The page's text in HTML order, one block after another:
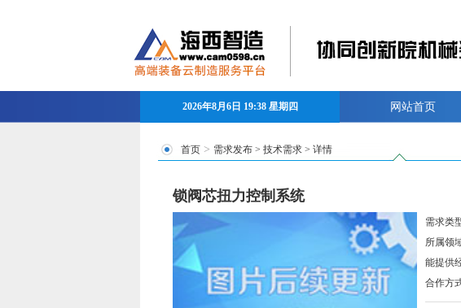
2026年8月6日 19:38 星期四 网站首页
首页 > 需求发布 > 技术需求 > 详情
锁阀芯扭力控制系统
需求类
所属领
能提供
合作方